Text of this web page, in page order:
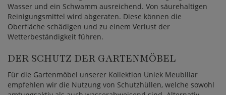
Wasser und ein Schwamm ausreichend. Von säurehaltigen
Reinigungsmittel wird abgeraten. Diese können die
Oberfläche schädigen und zu einem Verlust der
Wetterbeständigkeit führen.
DER SCHUTZ DER GARTENMÖBEL
Für die Gartenmöbel unserer Kollektion Uniek Meubiliar
empfehlen wir die Nutzung von Schutzhüllen, welche sowohl